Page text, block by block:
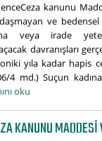
kanunu
ve
veya irade
davranışları
yıla kadar hapis
4 md.) Suçun
oku
KANUNU MADDESI